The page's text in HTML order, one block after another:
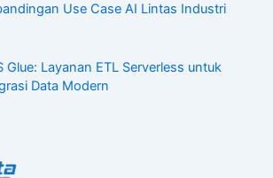
Use Case AI Lintas Industri
Glue: Layanan ETL Serverless untuk
Data Modern